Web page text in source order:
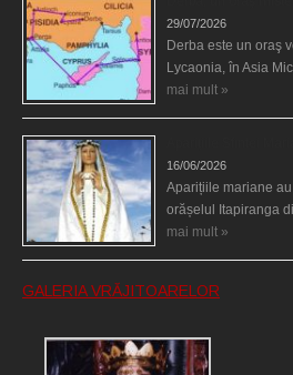
29/07/2026
Derba este un oraş
Lycaonia, în Asia
mai mult »
16/06/2026
Aparițiile mariane
orășelul Itapiranga
mai mult »
GALERIA VRĂJITOARELOR